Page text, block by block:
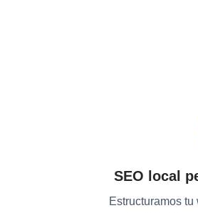
SEO local
Estructuramos